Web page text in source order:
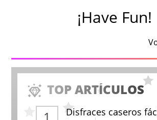
¡Have Fun!
TOP ARTÍCULOS
Disfraces caseros